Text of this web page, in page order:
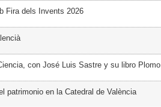
Fira dels Invents 2026
con José Luis Sastre y su libro Plomo
patrimonio en la Catedral de València